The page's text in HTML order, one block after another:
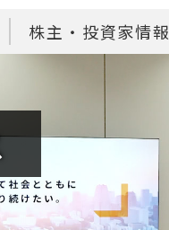
株主・投資家情報